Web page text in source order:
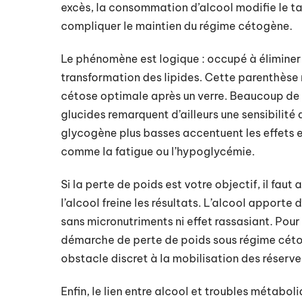
excès, la consommation d’alcool modifie le
compliquer le maintien du régime cétogène.
Le phénomène est logique : occupé à
transformation des lipides. Cette parenthèse
cétose optimale après un verre. Beaucoup
glucides remarquent d’ailleurs une sensibilité
glycogène plus basses accentuent les effets
comme la fatigue ou l’hypoglycémie.
Si la perte de poids est votre objectif, il faut
l’alcool freine les résultats. L’alcool apporte
sans micronutriments ni effet rassasiant.
démarche de perte de poids sous régime
obstacle discret à la mobilisation des
Enfin, le lien entre alcool et troubles